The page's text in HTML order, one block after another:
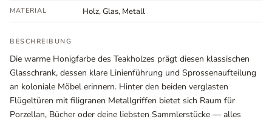
MATERIAL Holz, Glas, Metall
BESCHREIBUNG
Die warme Honigfarbe des Teakholzes prägt diesen klassischen
Glasschrank, dessen klare Linienführung und Sprossenaufteilung
an koloniale Möbel erinnern. Hinter den beiden verglasten
Flügeltüren mit filigranen Metallgriffen bietet sich Raum für
Porzellan, Bücher oder deine liebsten Sammlerstücke — alles